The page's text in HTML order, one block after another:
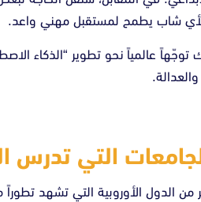
لأي شاب يطمح لمستقبل مهني واعد.
توجّهاً عالمياً نحو تطوير “الذكاء
التي تدرس
من الدول الأوروبية التي تشهد